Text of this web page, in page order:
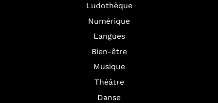
Ludothèque
Numérique
Langues
Bien-être
Musique
Théâtre
Danse